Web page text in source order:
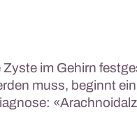
im Gehirn
muss, beginnt